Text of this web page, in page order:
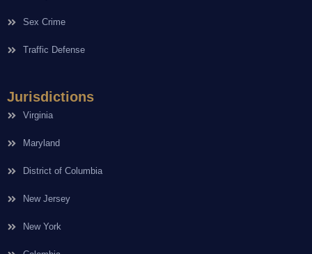
Sex Crime
Traffic Defense
Jurisdictions
Virginia
Maryland
District of Columbia
New Jersey
New York